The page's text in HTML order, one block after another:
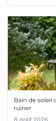
Bain de soleil
ruiner